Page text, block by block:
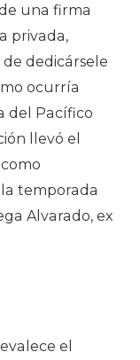
una firma
privada,
dedicársele
ocurría
del Pacífico
llevó el
temporada
Alvarado, ex
el